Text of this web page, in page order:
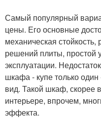
Самый популярный
цены. Его основные
механическая
решений плиты, простой
эксплуатации.
шкафа - купе только
вид. Такой шкаф, скорее
интерьере, впрочем,
эффекта.